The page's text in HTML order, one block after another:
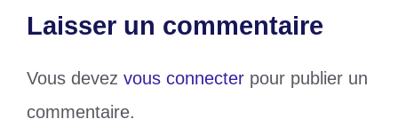
Laisser un commentaire
Vous devez vous connecter pour publier un
commentaire.